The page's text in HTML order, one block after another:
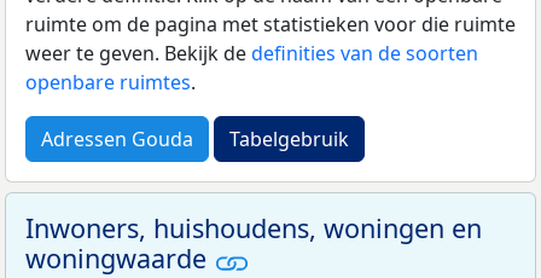
ruimte om de pagina met statistieken voor die ruimte
weer te geven. Bekijk dedefinities van de soorten
openbare ruimtes.
Adressen Gouda Tabelgebruik
Inwoners, huishoudens, woningen en
woningwaarde